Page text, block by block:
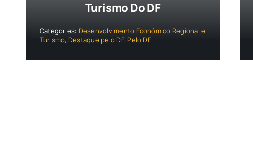
Turismo Do DF
Categories: Desenvolvimento Econômico Regional e
Turismo, Destaque pelo DF, Pelo DF